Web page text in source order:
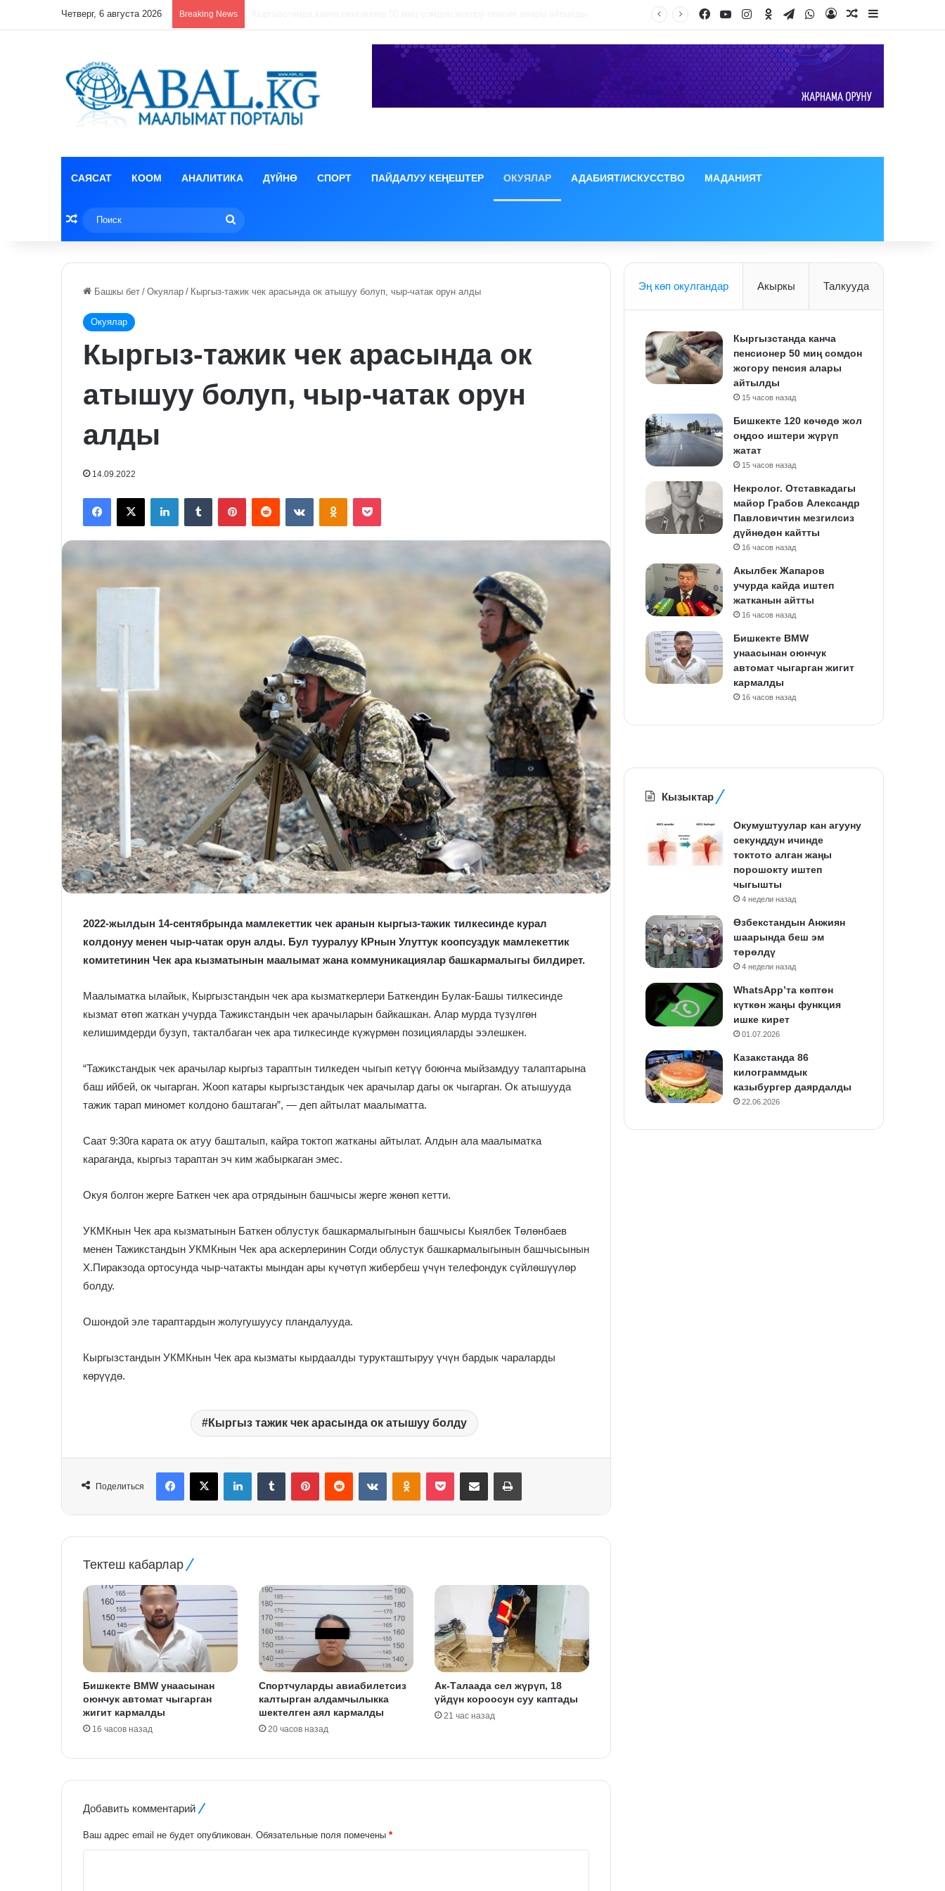
Четверг, 6 августа 2026 Breaking News Facebook
YouTubeInstagram
Odnoklassniki
TelegramWhatsApp
Log InRandom Article
Sidebar
САЯСАТ КООМ АНАЛИТИКА ДҮЙНӨ СПОРТ ПАЙДАЛУУ КЕҢЕШТЕР ОКУЯЛАР АДАБИЯТ/ИСКУССТВО МАДАНИЯТ
Random Article
Башкы бет / Окуялар / Кыргыз-тажик чек арасында ок атышуу болуп, чыр-чатак орун алды
Окуялар
Кыргыз-тажик чек арасында ок
атышуу болуп, чыр-чатак орун
алды
14.09.2022
FacebookX LinkedInTumblr PinterestReddit VKontakteOdnoklassniki
Pocket
2022-жылдын 14-сентябрында мамлекеттик чек аранын кыргыз-тажик тилкесинде курал
колдонуу менен чыр-чатак орун алды. Бул тууралуу КРнын Улуттук коопсуздук мамлекеттик
комитетинин Чек ара кызматынын маалымат жана коммуникациялар башкармалыгы билдирет.
Маалыматка ылайык, Кыргызстандын чек ара кызматкерлери Баткендин Булак-Башы тилкесинде
кызмат өтөп жаткан учурда Тажикстандын чек арачыларын байкашкан. Алар мурда түзүлгөн
келишимдерди бузуп, такталбаган чек ара тилкесинде күжүрмөн позицияларды ээлешкен.
“Тажикстандык чек арачылар кыргыз тараптын тилкеден чыгып кетүү боюнча мыйзамдуу талаптарына
баш ийбей, ок чыгарган. Жооп катары кыргызстандык чек арачылар дагы ок чыгарган. Ок атышууда
тажик тарап миномет колдоно баштаган”, — деп айтылат маалыматта.
Саат 9:30га карата ок атуу башталып, кайра токтоп жатканы айтылат. Алдын ала маалыматка
караганда, кыргыз тараптан эч ким жабыркаган эмес.
Окуя болгон жерге Баткен чек ара отрядынын башчысы жерге жөнөп кетти.
УКМКнын Чек ара кызматынын Баткен облустук башкармалыгынын башчысы Кыялбек Төлөнбаев
менен Тажикстандын УКМКнын Чек ара аскерлеринин Согди облустук башкармалыгынын башчысынын
X.Пиракзода ортосунда чыр-чатакты мындан ары күчөтүп жибербеш үчүн телефондук сүйлөшүүлөр
болду.
Ошондой эле тараптардын жолугушуусу пландалууда.
Кыргызстандын УКМКнын Чек ара кызматы кырдаалды турукташтыруу үчүн бардык чараларды
көрүүдө.
Кыргыз тажик чек арасында ок атышуу болду
Поделиться
FacebookX LinkedInTumblr PinterestReddit VKontakteOdnoklassniki
Pocket Share via Email Print
Тектеш кабарлар
Бишкекте BMW унаасынан
оюнчук автомат чыгарган
жигит кармалды
16 часов назад
Спортчуларды авиабилетсиз
калтырган алдамчылыкка
шектелген аял кармалды
20 часов назад
Ак-Талаада сел жүрүп, 18
үйдүн короосун суу каптады
21 час назад
Добавить комментарий
Ваш адрес email не будет опубликован. Обязательные поля помечены *
Эң көп окулгандар Акыркы Талкууда
Кыргызстанда канча
пенсионер 50 миң сомдон
жогору пенсия алары
айтылды
15 часов назад
Бишкекте 120 көчөдө жол
оңдоо иштери жүрүп
жатат
15 часов назад
Некролог. Отставкадагы
майор Грабов Александр
Павловичтин мезгилсиз
дүйнөдөн кайтты
16 часов назад
Акылбек Жапаров
учурда кайда иштеп
жатканын айтты
16 часов назад
Бишкекте BMW
унаасынан оюнчук
автомат чыгарган жигит
кармалды
16 часов назад
Кызыктар
Окумуштуулар кан агууну
секунддун ичинде
токтото алган жаңы
порошокту иштеп
чыгышты
4 недели назад
Өзбекстандын Анжиян
шаарында беш эм
төрөлдү
4 недели назад
WhatsApp’та көптөн
күткөн жаңы функция
ишке кирет
01.07.2026
Казакстанда 86
килограммдык
казыбургер даярдалды
22.06.2026